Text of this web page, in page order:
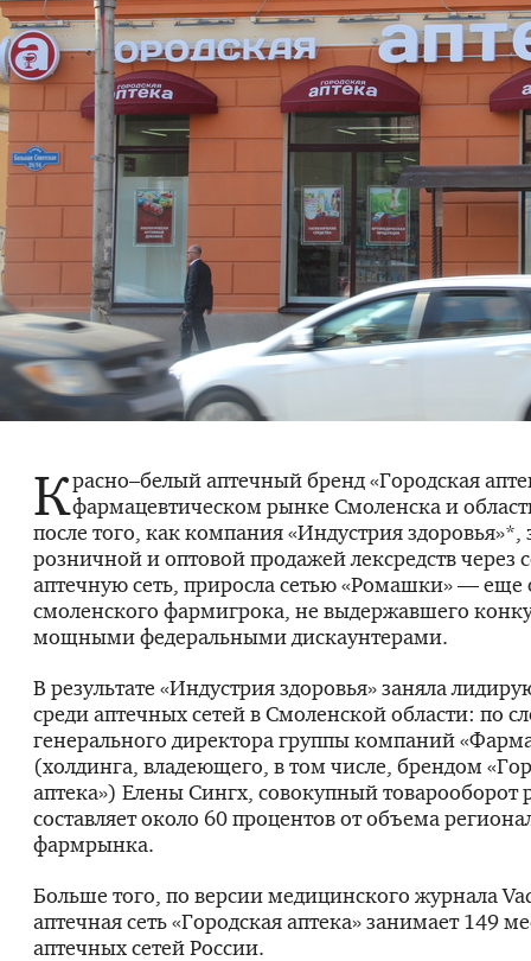
Красно–белый аптечный бренд «Городская
фармацевтическом рынке Смоленска и
после того, как компания «Индустрия
розничной и оптовой продажей лексредств через
аптечную сеть, приросла сетью «Ромашки» — еще
смоленского фармигрока, не выдержавшего
мощными федеральными дискаунтерами.
В результате «Индустрия здоровья» заняла
среди аптечных сетей в Смоленской области: по
генерального директора группы компаний
(холдинга, владеющего, в том числе, брендом
аптека») Елены Сингх, совокупный товарооборот
составляет около 60 процентов от объема
фармрынка.
Больше того, по версии медицинского журнала
аптечная сеть «Городская аптека» занимает 149
аптечных сетей России.